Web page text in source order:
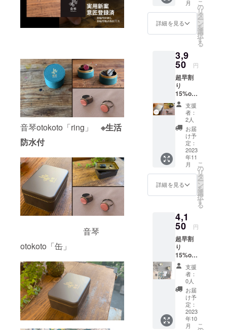
音琴otokoto「ring」 ※生活
防水付
音琴
otokoto「缶」
「ring
」との
セット
体販売
はして
おりま
せんの
でご注
意下さ
い。 音
otokoto
「ring
」×１
（リン
グケー
ス付
き）
ラッピ
ング
バッグ×
×W145
㎜×D65
㎜ メッ
セージ
カード×
１＊
H70㎜
×W102
形外郵
便 でお
届けし
ます。
※リング
otokoto
「ring
」Bタイ
プ×１
格4420
円（税
込送料
込）
→3810
円（税
込送料
込） 缶
サイ
ズ
H50㎜
×W132
㎜×D92
㎜ ピン
クッ
ション
は指輪
定形外
郵便で
お届け
しま
す。 ※
リング
ケース
は付き
ませ
ん。
月
詳細を見る
こ
の
リ
タ
ー
ン
を
選
択
す
る
3,9
50 円
超早割
り
15%off
ピン
クッ
ション
付・フ
リーの
お針子
ケース×
１ 音
otokoto
「ring
」Aタイ
プ×１
格4585
円（税
込送料
込）
→3950
円（税
込送料
込） 缶
サイ
ズ
H50㎜
×W132
㎜×D92
㎜ ピン
支援
者：
2人
お届
け予
定：
2023
年11
月
詳細を見る
こ
の
リ
タ
ー
ン
を
選
択
す
る
4,1
50 円
超早割
り
15%off
リバ
ティプ
リント
シリー
ピング
バッグ&
メッ
セージ
支援
者：
0人
お届
け予
定：
2023
年10
月
こ